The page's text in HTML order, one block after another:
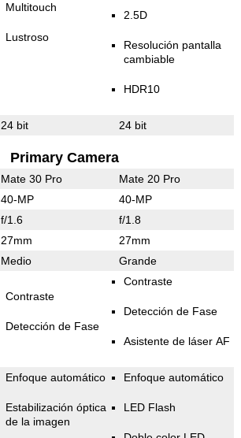
Multitouch
Lustroso
2.5D
Resolución pantalla
cambiable
HDR10
24 bit 24 bit
Primary Camera
Mate 30 Pro Mate 20 Pro
40-MP 40-MP
f/1.6 f/1.8
27mm 27mm
Medio Grande
Contraste
Detección de Fase
Contraste
Detección de Fase
Asistente de láser AF
Enfoque automático
Estabilización óptica
de la imagen
Enfoque automático
LED Flash